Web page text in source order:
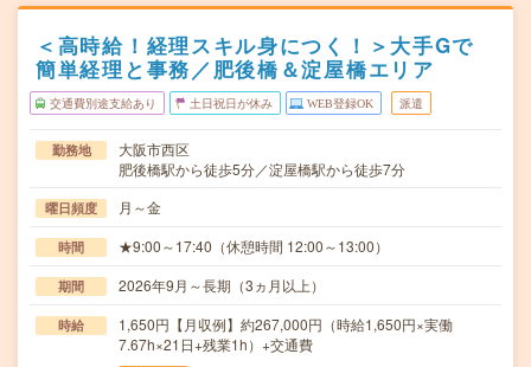
＜高時給！経理スキル身につく！＞大手Gで
簡単経理と事務／肥後橋＆淀屋橋エリア
交通費別途支給あり 土日祝日が休み WEB登録OK 派遣
勤務地
大阪市西区
肥後橋駅から徒歩5分／淀屋橋駅から徒歩7分
曜日頻度 月～金
時間 ★9:00～17:40（休憩時間 12:00～13:00）
期間 2026年9月～長期（3ヵ月以上）
時給
1,650円【月収例】約267,000円（時給1,650円×実働
7.67h×21日+残業1h）+交通費